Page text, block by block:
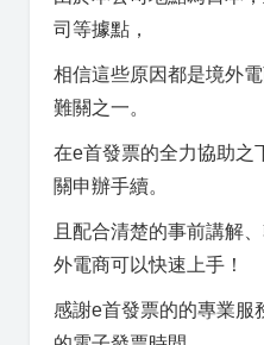
司等據點，
相信這些原因都是境外
難關之一。
在e首發票的全力協助之
關申辦手續。
且配合清楚的事前講解
外電商可以快速上手！
感謝e首發票的的專業服